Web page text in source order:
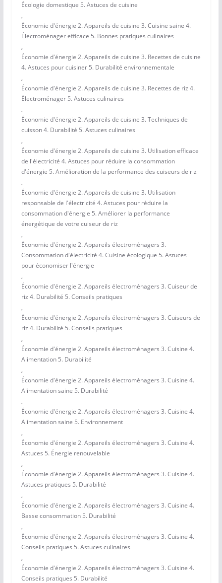
Écologie domestique 5. Astuces de cuisine
,
Économie d'énergie 2. Appareils de cuisine 3. Cuisine saine 4.
Électroménager efficace 5. Bonnes pratiques culinaires
,
Économie d'énergie 2. Appareils de cuisine 3. Recettes de cuisine
4. Astuces pour cuisiner 5. Durabilité environnementale
,
Économie d'énergie 2. Appareils de cuisine 3. Recettes de riz 4.
Électroménager 5. Astuces culinaires
,
Économie d'énergie 2. Appareils de cuisine 3. Techniques de
cuisson 4. Durabilité 5. Astuces culinaires
,
Économie d'énergie 2. Appareils de cuisine 3. Utilisation efficace
de l'électricité 4. Astuces pour réduire la consommation
d'énergie 5. Amélioration de la performance des cuiseurs de riz
,
Économie d'énergie 2. Appareils de cuisine 3. Utilisation
responsable de l'électricité 4. Astuces pour réduire la
consommation d'énergie 5. Améliorer la performance
énergétique de votre cuiseur de riz
,
Économie d'énergie 2. Appareils électroménagers 3.
Consommation d'électricité 4. Cuisine écologique 5. Astuces
pour économiser l'énergie
,
Économie d'énergie 2. Appareils électroménagers 3. Cuiseur de
riz 4. Durabilité 5. Conseils pratiques
,
Économie d'énergie 2. Appareils électroménagers 3. Cuiseurs de
riz 4. Durabilité 5. Conseils pratiques
,
Économie d'énergie 2. Appareils électroménagers 3. Cuisine 4.
Alimentation 5. Durabilité
,
Économie d'énergie 2. Appareils électroménagers 3. Cuisine 4.
Alimentation saine 5. Durabilité
,
Économie d'énergie 2. Appareils électroménagers 3. Cuisine 4.
Alimentation saine 5. Environnement
,
Économie d'énergie 2. Appareils électroménagers 3. Cuisine 4.
Astuces 5. Énergie renouvelable
,
Économie d'énergie 2. Appareils électroménagers 3. Cuisine 4.
Astuces pratiques 5. Durabilité
,
Économie d'énergie 2. Appareils électroménagers 3. Cuisine 4.
Basse consommation 5. Durabilité
,
Économie d'énergie 2. Appareils électroménagers 3. Cuisine 4.
Conseils pratiques 5. Astuces culinaires
,
Économie d'énergie 2. Appareils électroménagers 3. Cuisine 4.
Conseils pratiques 5. Durabilité